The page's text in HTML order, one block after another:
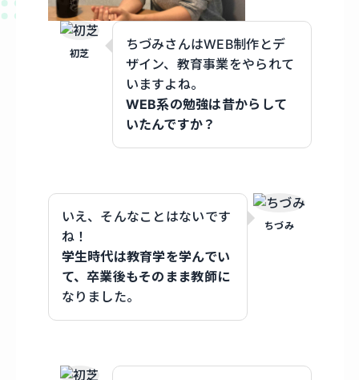
初芝
ちづみさんはWEB制作とデ
ザイン、教育事業をやられて
いますよね。
WEB系の勉強は昔からして
いたんですか？
ちづみ
いえ、そんなことはないです
ね！
学生時代は教育学を学んでい
て、卒業後もそのまま教師に
なりました。